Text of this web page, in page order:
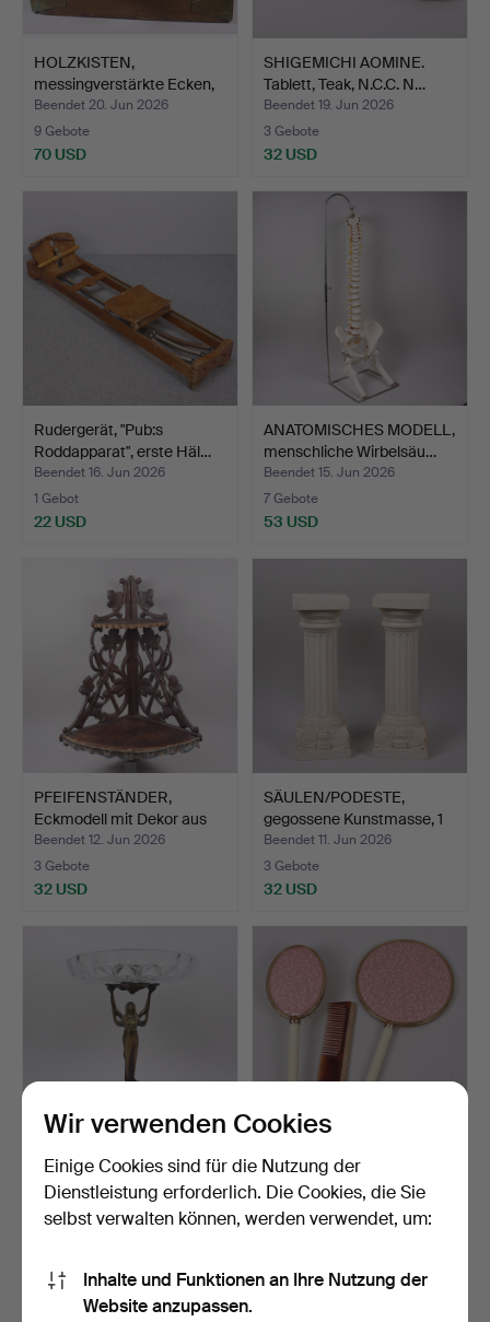
HOLZKISTEN,
messingverstärkte Ecken,
19./2…
Beendet 20. Jun 2026
9 Gebote
70 USD
SHIGEMICHI AOMINE.
Tablett, Teak, N.C.C. N…
Beendet 19. Jun 2026
3 Gebote
32 USD
Rudergerät, "Pub:s
Roddapparat", erste Häl…
Beendet 16. Jun 2026
1 Gebot
22 USD
ANATOMISCHES MODELL,
menschliche Wirbelsäu…
Beendet 15. Jun 2026
7 Gebote
53 USD
PFEIFENSTÄNDER,
Eckmodell mit Dekor aus
ge…
Beendet 12. Jun 2026
3 Gebote
32 USD
SÄULEN/PODESTE,
gegossene Kunstmasse, 1
Pa…
Beendet 11. Jun 2026
3 Gebote
32 USD
PRUNK-SCHALE,
Jugendstil, Anfang des 20.
Beendet 8. Jun 2026
TOILETTSET, Piccadilly,
England, Bürste, S…
Beendet 5. Jun 2026
Wir verwenden Cookies
Einige Cookies sind für die Nutzung der
Dienstleistung erforderlich. Die Cookies, die Sie
selbst verwalten können, werden verwendet, um:
Inhalte und Funktionen an Ihre Nutzung der
Website anzupassen.